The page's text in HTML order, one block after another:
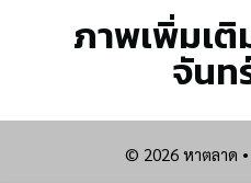
ภาพเพิ่มเ
จันท
© 2026 หาตลาด